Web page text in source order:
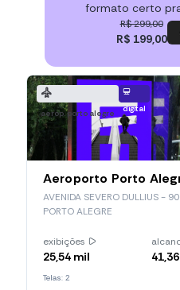
formato certo
R$ 299,00
R$ 199,00
aerop. porto alegre digital
AVENIDA SEVERO DULLIUS -
PORTO ALEGRE
exibições
25,54 mil
Telas: 2